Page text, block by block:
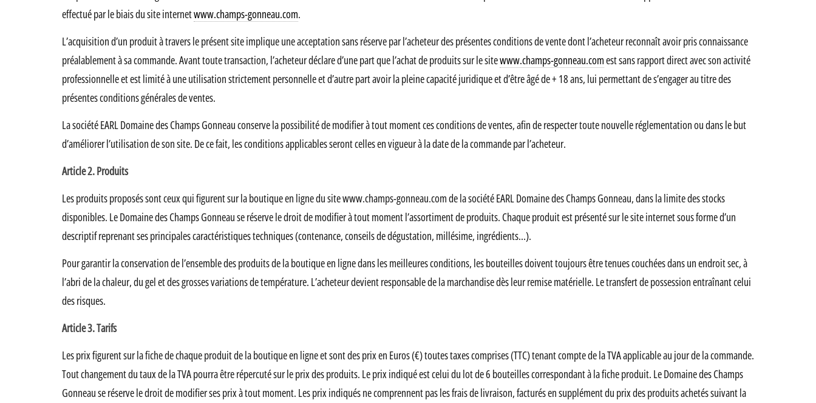
effectué par le biais du site internetwww.champs-gonneau.com.
L’acquisition d’un produit à travers le présent site implique une acceptation sans réserve par l’acheteur des présentes conditions de vente dont l’acheteur reconnaît avoir pris connaissance
préalablement à sa commande. Avant toute transaction, l’acheteur déclare d’une part que l’achat de produits sur le sitewww.champs-gonneau.comest sans rapport direct avec son activité
professionnelle et est limité à une utilisation strictement personnelle et d’autre part avoir la pleine capacité juridique et d’être âgé de + 18 ans, lui permettant de s’engager au titre des
présentes conditions générales de ventes.
La société EARL Domaine des Champs Gonneau conserve la possibilité de modifier à tout moment ces conditions de ventes, afin de respecter toute nouvelle réglementation ou dans le but
d’améliorer l’utilisation de son site. De ce fait, les conditions applicables seront celles en vigueur à la date de la commande par l’acheteur.
Article 2. Produits
Les produits proposés sont ceux qui figurent sur la boutique en ligne du site www.champs-gonneau.com de la société EARL Domaine des Champs Gonneau, dans la limite des stocks
disponibles. Le Domaine des Champs Gonneau se réserve le droit de modifier à tout moment l’assortiment de produits. Chaque produit est présenté sur le site internet sous forme d’un
descriptif reprenant ses principales caractéristiques techniques (contenance, conseils de dégustation, millésime, ingrédients…).
Pour garantir la conservation de l’ensemble des produits de la boutique en ligne dans les meilleures conditions, les bouteilles doivent toujours être tenues couchées dans un endroit sec, à
l’abri de la chaleur, du gel et des grosses variations de température. L’acheteur devient responsable de la marchandise dès leur remise matérielle. Le transfert de possession entraînant celui
des risques.
Article 3. Tarifs
Les prix figurent sur la fiche de chaque produit de la boutique en ligne et sont des prix en Euros (€) toutes taxes comprises (TTC) tenant compte de la TVA applicable au jour de la commande.
Tout changement du taux de la TVA pourra être répercuté sur le prix des produits. Le prix indiqué est celui du lot de 6 bouteilles correspondant à la fiche produit. Le Domaine des Champs
Gonneau se réserve le droit de modifier ses prix à tout moment. Les prix indiqués ne comprennent pas les frais de livraison, facturés en supplément du prix des produits achetés suivant la